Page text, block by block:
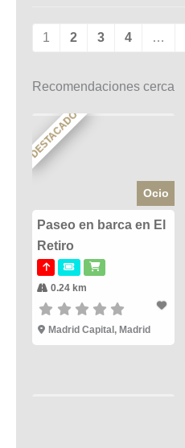
1 2 3 4 …
Recomendaciones cerca
DESTACADO
Ocio
Paseo en barca en El
Retiro
0.24 km
Madrid Capital , Madrid